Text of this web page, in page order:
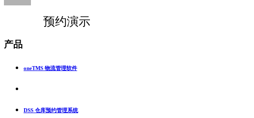
预约演示
产品
oneTMS 物流管理软件
DSS 仓库预约管理系统